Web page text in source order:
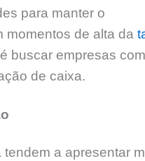
para manter o
momentos de alta da
buscar empresas
de caixa.
a apresentar